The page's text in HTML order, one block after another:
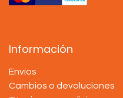
Información
Envíos
Cambios o devoluciones